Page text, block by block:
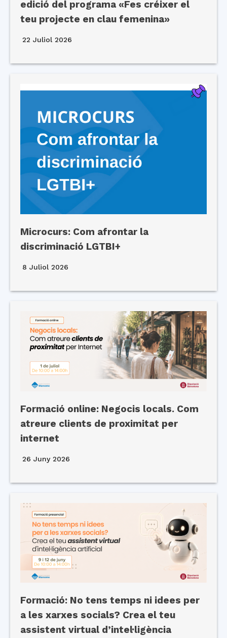
edició del programa «Fes créixer el
teu projecte en clau femenina»
22 Juliol 2026
Microcurs: Com afrontar la
discriminació LGTBI+
8 Juliol 2026
Formació online: Negocis locals. Com
atreure clients de proximitat per
internet
26 Juny 2026
Formació: No tens temps ni idees per
a les xarxes socials? Crea el teu
assistent virtual d’intel·ligència